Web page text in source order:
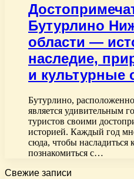
Бутурлино
области —
наследие,
и культурные
Бутурлино,
является удивительным
туристов своими
историей. Каждый год
сюда, чтобы насладиться
познакомиться с…
Свежие записи